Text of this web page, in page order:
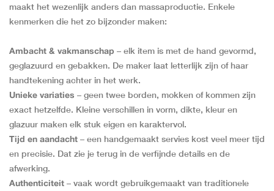
maakt het wezenlijk anders dan massaproductie. Enkele
kenmerken die het zo bijzonder maken:
Ambacht & vakmanschap – elk item is met de hand gevormd,
geglazuurd en gebakken. De maker laat letterlijk zijn of haar
handtekening achter in het werk.
Unieke variaties – geen twee borden, mokken of kommen zijn
exact hetzelfde. Kleine verschillen in vorm, dikte, kleur en
glazuur maken elk stuk eigen en karaktervol.
Tijd en aandacht – een handgemaakt servies kost veel meer tijd
en precisie. Dat zie je terug in de verfijnde details en de
afwerking.
Authenticiteit – vaak wordt gebruikgemaakt van traditionele